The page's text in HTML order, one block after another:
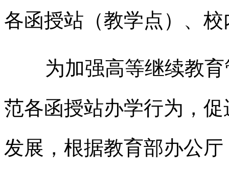
各函授站（教学点）、
为加强高等继续教育
范各函授站办学行为，
发展，根据教育部办公